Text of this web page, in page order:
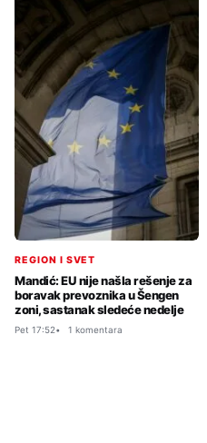
REGION I SVET
Mandić: EU nije našla rešenje za
boravak prevoznika u Šengen
zoni, sastanak sledeće nedelje
Pet 17:52 1 komentara